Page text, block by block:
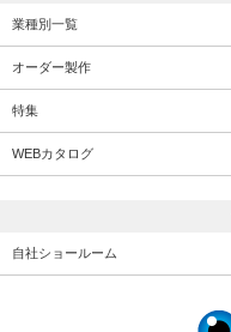
業種別一覧
オーダー製作
特集
WEBカタログ
自社ショールーム